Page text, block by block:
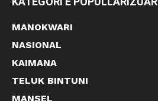
MANOKWARI
NASIONAL
KAIMANA
TELUK BINTUNI
MANSEL